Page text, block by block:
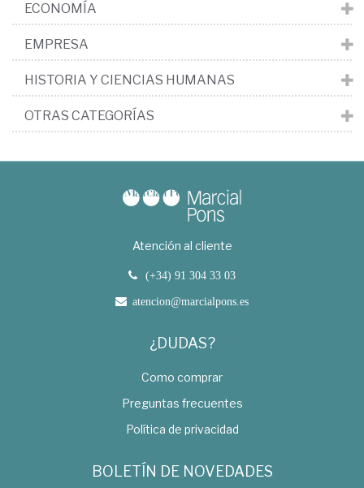
ECONOMÍA
EMPRESA
HISTORIA Y CIENCIAS HUMANAS
OTRAS CATEGORÍAS
Atención al cliente
(+34) 91 304 33 03
atencion@marcialpons.es
¿DUDAS?
Como comprar
Preguntas frecuentes
Política de privacidad
BOLETÍN DE NOVEDADES